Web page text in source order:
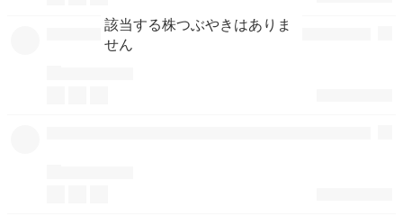
該当する株つぶやきはありま
せん